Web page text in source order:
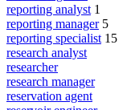
reporting analyst 1
reporting manager 5
reporting specialist 15
research analyst
researcher
research manager
reservation agent